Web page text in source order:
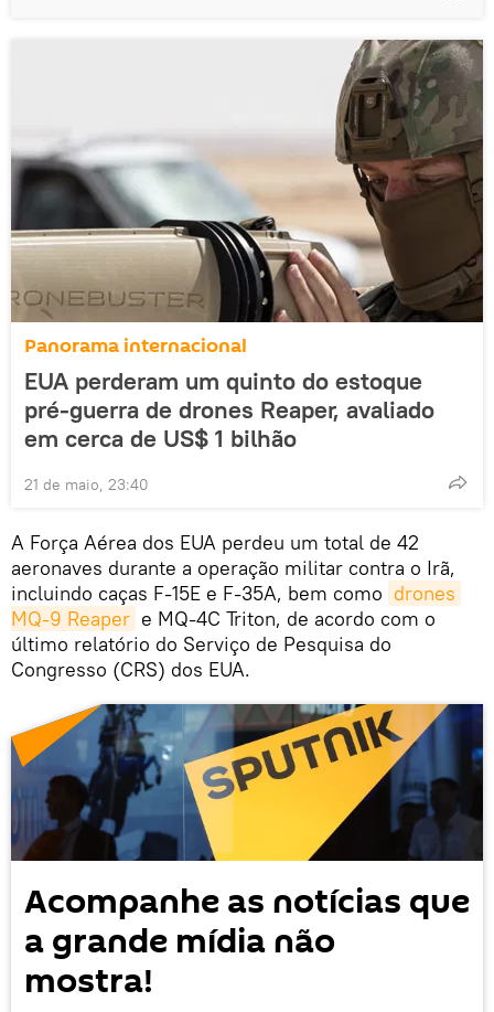
Panorama internacional
EUA perderam um quinto do estoque
pré-guerra de drones Reaper, avaliado
em cerca de US$ 1 bilhão
21 de maio, 23:40
A Força Aérea dos EUA perdeu um total de 42
aeronaves durante a operação militar contra o Irã,
incluindo caças F-15E e F-35A, bem como drones
MQ-9 Reaper e MQ-4C Triton, de acordo com o
último relatório do Serviço de Pesquisa do
Congresso (CRS) dos EUA.
Acompanhe as notícias que
a grande mídia não
mostra!